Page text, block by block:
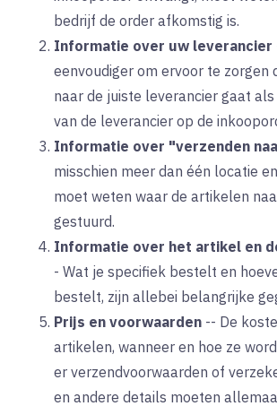
bedrijf de order afkomstig is.
Informatie over uw leverancier
eenvoudiger om ervoor te zorgen
naar de juiste leverancier gaat
van de leverancier op de
Informatie over "verzenden
misschien meer dan één locatie
moet weten waar de artikelen
gestuurd.
Informatie over het artikel en
- Wat je specifiek bestelt en
bestelt, zijn allebei belangrijke
Prijs en voorwaarden -- De
artikelen, wanneer en hoe ze
er verzendvoorwaarden of
en andere details moeten